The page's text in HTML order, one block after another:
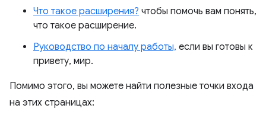
Что такое расширения? чтобы помочь вам понять,
что такое расширение.
Руководство по началу работы, если вы готовы к
привету, мир.
Помимо этого, вы можете найти полезные точки входа
на этих страницах: